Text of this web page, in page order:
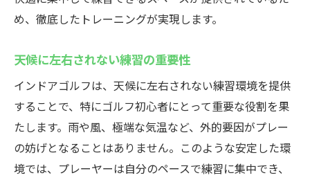
め、徹底したトレーニングが実現します。
天候に左右されない練習の重要性
インドアゴルフは、天候に左右されない練習環境を提供
することで、特にゴルフ初心者にとって重要な役割を果
たします。雨や風、極端な気温など、外的要因がプレー
の妨げとなることはありません。このような安定した環
境では、プレーヤーは自分のペースで練習に集中でき、